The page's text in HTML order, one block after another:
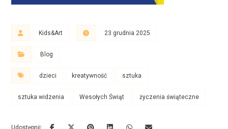
Kids&Art 23 grudnia 2025
Blog
dzieci kreatywność sztuka
sztuka widzenia Wesołych Świąt życzenia świąteczne